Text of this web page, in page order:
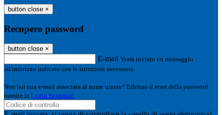
button close ×
Recupero password
button close ×
E-mail Verrà inviato un messaggio
all'indirizzo indicato con le istruzioni necessarie.
Non hai una e-mail associata al nome utente? Effettua il reset della password
tramite la Login Spaggiari